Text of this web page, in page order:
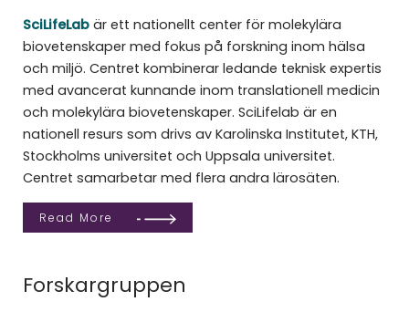
SciLifeLabär ett nationellt center för molekylära
biovetenskaper med fokus på forskning inom hälsa
och miljö. Centret kombinerar ledande teknisk expertis
med avancerat kunnande inom translationell medicin
och molekylära biovetenskaper. SciLifelab är en
nationell resurs som drivs av Karolinska Institutet, KTH,
Stockholms universitet och Uppsala universitet.
Centret samarbetar med flera andra lärosäten.
Read More
Forskargruppen